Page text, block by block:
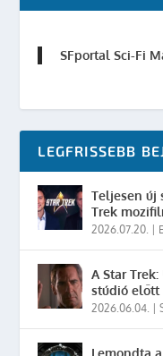
SFportal Sci-Fi
LEGFRISSEBB
Teljesen új
Trek
2026.07.20.
A Star
stúdió előtt
2026.06.04. |